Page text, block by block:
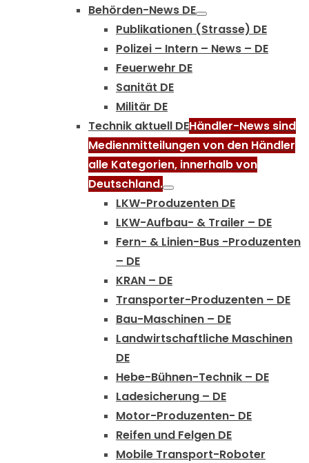
Behörden-News DE
Publikationen (Strasse) DE
Polizei – Intern – News – DE
Feuerwehr DE
Sanität DE
Militär DE
Technik aktuell DEHändler-News sind
Medienmitteilungen von den Händler
alle Kategorien, innerhalb von
Deutschland.
LKW-Produzenten DE
LKW-Aufbau- & Trailer – DE
Fern- & Linien-Bus -Produzenten
– DE
KRAN – DE
Transporter-Produzenten – DE
Bau-Maschinen – DE
Landwirtschaftliche Maschinen
DE
Hebe-Bühnen-Technik – DE
Ladesicherung – DE
Motor-Produzenten- DE
Reifen und Felgen DE
Mobile Transport-Roboter